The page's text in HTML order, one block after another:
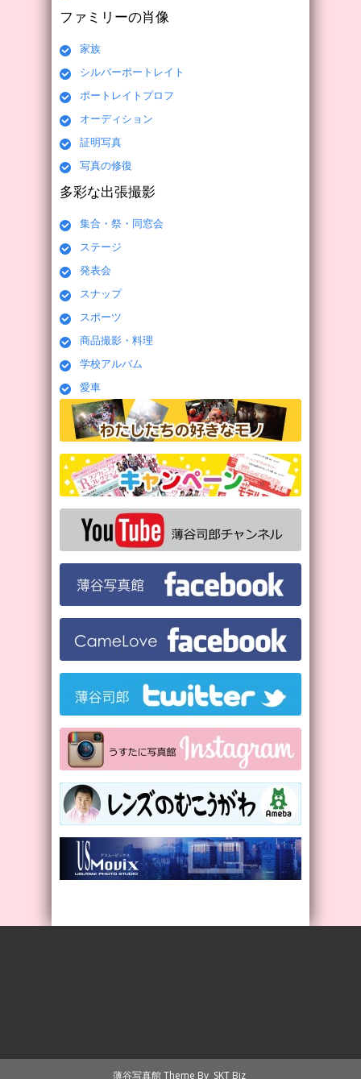
ファミリーの肖像
家族
シルバーポートレイト
ポートレイトプロフ
オーディション
証明写真
写真の修復
多彩な出張撮影
集合・祭・同窓会
ステージ
発表会
スナップ
スポーツ
商品撮影・料理
学校アルバム
愛車
薄谷写真館 Theme By SKT Biz